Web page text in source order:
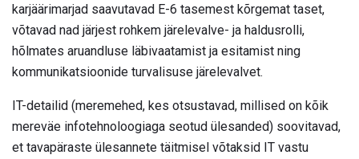
karjäärimarjad saavutavad E-6 tasemest kõrgemat taset,
võtavad nad järjest rohkem järelevalve- ja haldusrolli,
hõlmates aruandluse läbivaatamist ja esitamist ning
kommunikatsioonide turvalisuse järelevalvet.
IT-detailid (meremehed, kes otsustavad, millised on kõik
mereväe infotehnoloogiaga seotud ülesanded) soovitavad,
et tavapäraste ülesannete täitmisel võtaksid IT vastu